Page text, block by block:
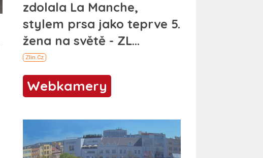
Webkamery